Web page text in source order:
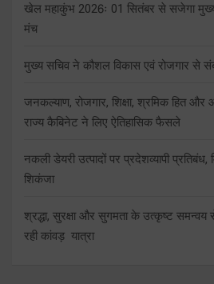
खेल महाकुंभ 2026ः 01 सितंबर से सजेगा
मंच
मुख्य सचिव ने कौशल विकास एवं रोजगार से
जनकल्याण, रोजगार, शिक्षा, श्रमिक हित और
राज्य कैबिनेट ने लिए ऐतिहासिक फैसले
नकली डेयरी उत्पादों पर प्रदेशव्यापी
शिकंजा
श्रद्धा, सुरक्षा और सुगमता के उत्कृष्ट समन्वय
रही कांवड़ यात्रा